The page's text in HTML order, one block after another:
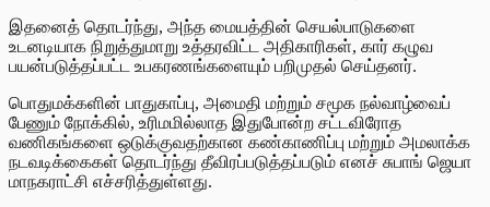
இதனைத் தொடர்ந்து, அந்த மையத்தின் செயல்பாடுகளை
உடனடியாக நிறுத்துமாறு உத்தரவிட்ட அதிகாரிகள், கார் கழுவ
பயன்படுத்தப்பட்ட உபகரணங்களையும் பறிமுதல் செய்தனர்.
பொதுமக்களின் பாதுகாப்பு, அமைதி மற்றும் சமூக நல்வாழ்வைப்
பேணும் நோக்கில், உரிமமில்லாத இதுபோன்ற சட்டவிரோத
வணிகங்களை ஒடுக்குவதற்கான கண்காணிப்பு மற்றும் அமலாக்க
நடவடிக்கைகள் தொடர்ந்து தீவிரப்படுத்தப்படும் எனச் சுபாங் ஜெயா
மாநகராட்சி எச்சரித்துள்ளது.